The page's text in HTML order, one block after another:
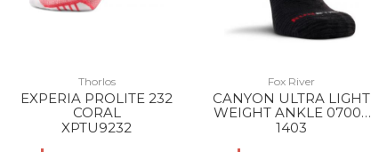
Thorlos
EXPERIA PROLITE 232
CORAL
XPTU9232
Fox River
CANYON ULTRA LIGHT
WEIGHT ANKLE 07000
BLACK
1403